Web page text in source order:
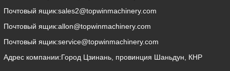
Почтовый ящик:sales2@topwinmachinery.com
Почтовый ящик:allon@topwinmachinery.com
Почтовый ящик:service@topwinmachinery.com
Адрес компании:Город Цзинань, провинция Шаньдун, КНР